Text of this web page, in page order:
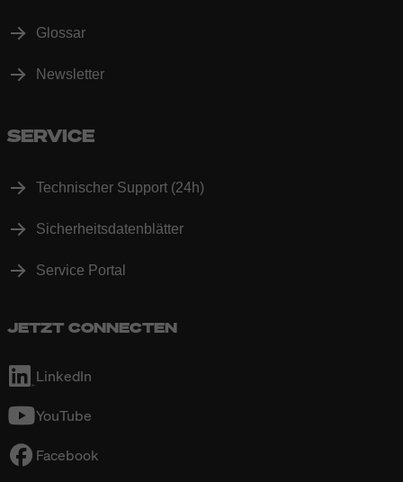
Glossar
Newsletter
SERVICE
Technischer Support (24h)
Sicherheitsdatenblätter
Service Portal
JETZT CONNECTEN
LinkedIn
YouTube
Facebook